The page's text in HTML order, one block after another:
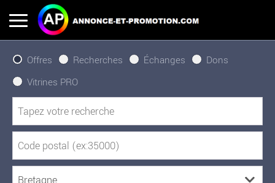
Offres Recherches Échanges
Dons
Vitrines PRO